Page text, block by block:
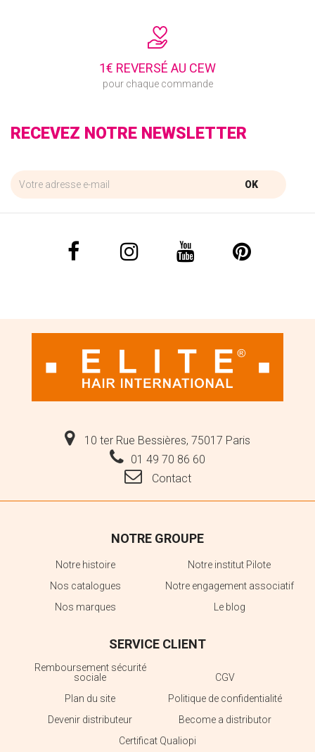
1€ REVERSÉ AU CEW
pour chaque commande
RECEVEZ NOTRE NEWSLETTER
OK
10 ter Rue Bessières, 75017 Paris
01 49 70 86 60
Contact
NOTRE GROUPE
Notre histoire
Notre institut Pilote
Nos catalogues
Notre engagement associatif
Nos marques
Le blog
SERVICE CLIENT
Remboursement sécurité
sociale
CGV
Plan du site
Politique de confidentialité
Devenir distributeur
Become a distributor
Certificat Qualiopi